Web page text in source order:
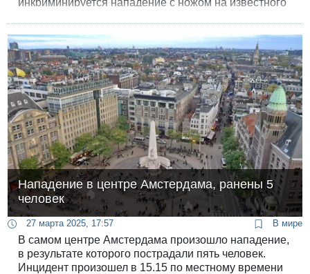
инкриминируется нападение с ножом на известного
Нападение в центре Амстердама, ранены 5
человек
27 марта 2025, 17:57 В мире
В самом центре Амстердама произошло нападение,
в результате которого пострадали пять человек.
Инцидент произошел в 15.15 по местному времени